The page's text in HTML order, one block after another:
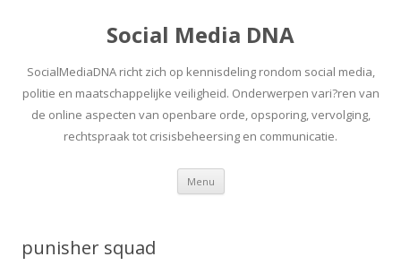
Social Media DNA
SocialMediaDNA richt zich op kennisdeling rondom social media,
politie en maatschappelijke veiligheid. Onderwerpen vari?ren van
de online aspecten van openbare orde, opsporing, vervolging,
rechtspraak tot crisisbeheersing en communicatie.
Menu Spring
inhoud
punisher squad